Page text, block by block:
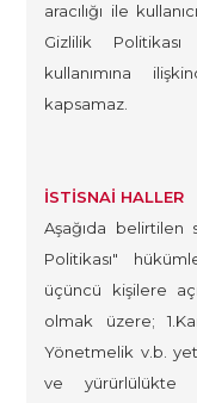
aracılığı ile
Gizlilik Politikası
kullanımına
kapsamaz.
İSTİSNAİ HALLER
Aşağıda belirtilen
Politikası"
üçüncü kişilere
olmak üzere;
Yönetmelik v.b.
ve yürürlülükte